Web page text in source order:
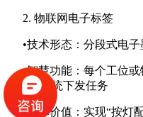
2. 物联网电子标签
•技术形态：分段式电
•智慧功能：每个工位
收MES系统下发任务
•变革价值：实现“按灯